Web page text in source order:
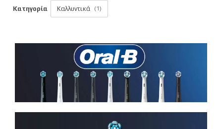
Κατηγορία Καλλυντικά (1)